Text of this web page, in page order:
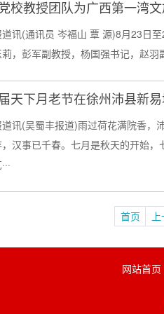
校教授团队为广西第一湾
道讯(通讯员 岑福山 覃 源)8月23日
，彭军副教授，杨国强书记，赵羽
天下月老节在徐州沛县新
讯(吴蜀丰报道)雨过荷花满院香，
汉事已千春。七月是秋天的开始
首页
网站首页